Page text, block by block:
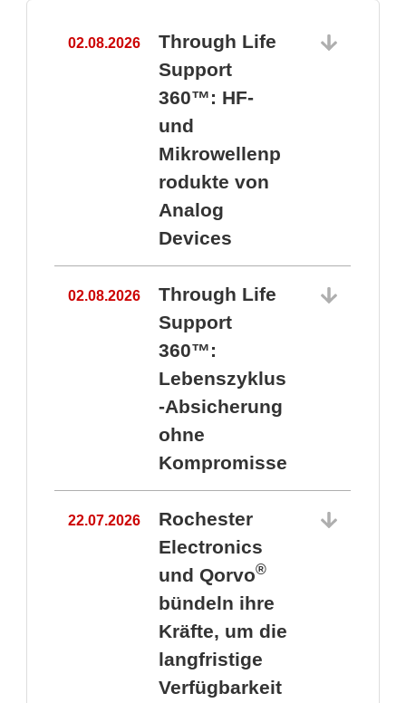
02.08.2026
Through Life
Support
360™: HF-
und
Mikrowellenp
rodukte von
Analog
Devices
02.08.2026
Through Life
Support
360™:
Lebenszyklus
-Absicherung
ohne
Kompromisse
22.07.2026
Rochester
Electronics
und Qorvo®
bündeln ihre
Kräfte, um die
langfristige
Verfügbarkeit